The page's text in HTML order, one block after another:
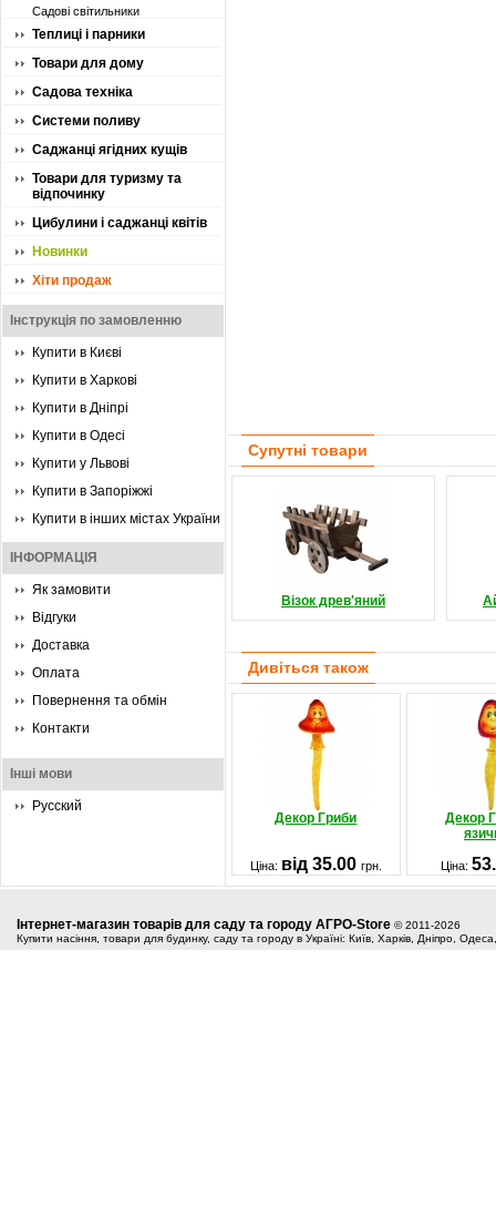
Садові світильники
Теплиці і парники
Товари для дому
Садова техніка
Системи поливу
Саджанці ягідних кущів
Товари для туризму та
відпочинку
Цибулини і саджанці квітів
Новинки
Хіти продаж
Інструкція по замовленню
Купити в Києві
Купити в Харкові
Купити в Дніпрі
Купити в Одесі
Купити у Львові
Купити в Запоріжжі
Купити в інших містах України
ІНФОРМАЦІЯ
Як замовити
Відгуки
Доставка
Оплата
Повернення та обмін
Контакти
Інші мови
Русский
Супутні товари
Візок древ'яний
Дивіться також
Декор Гриби
Декор
Ціна: від 35.00 грн. Ціна:
Інтернет-магазин товарів для саду та городу АГРО-Store © 2011-2026
Купити насіння, товари для будинку, саду та городу в Україні: Київ, Харків, Дніпро,